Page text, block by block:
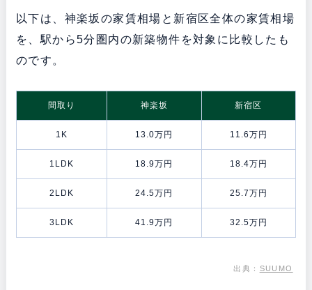
以下は、神楽坂の家賃相場と新宿区全体の家賃相場
を、駅から5分圏内の新築物件を対象に比較したも
のです。
間取り 神楽坂 新宿区
1K 13.0万円 11.6万円
1LDK 18.9万円 18.4万円
2LDK 24.5万円 25.7万円
3LDK 41.9万円 32.5万円
出典： SUUMO